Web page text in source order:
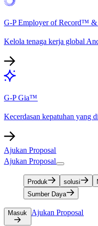
G-P Employer of Record™ &
Kelola tenaga kerja global
G-P Gia™​​
Kecerdasan kepatuhan yang
Ajukan Proposal​​
Ajukan Proposal​​
Produk​​ solusi​​
Sumber Daya​​
Masuk​​ Ajukan Proposal​​